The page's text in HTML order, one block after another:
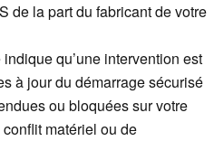
de la part du fabricant de votre
qu’une intervention est
à jour du démarrage sécurisé
ou bloquées sur votre
matériel ou de